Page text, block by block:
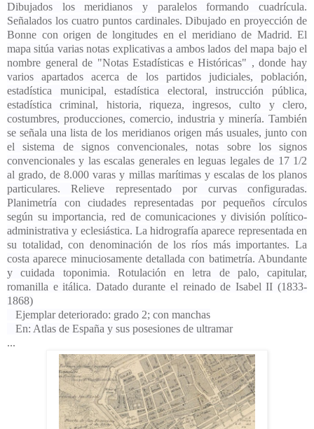
Dibujados los meridianos y paralelos formando cuadrícula.
Señalados los cuatro puntos cardinales. Dibujado en proyección de
Bonne con origen de longitudes en el meridiano de Madrid. El
mapa sitúa varias notas explicativas a ambos lados del mapa bajo el
nombre general de "Notas Estadísticas e Históricas" , donde hay
varios apartados acerca de los partidos judiciales, población,
estadística municipal, estadística electoral, instrucción pública,
estadística criminal, historia, riqueza, ingresos, culto y clero,
costumbres, producciones, comercio, industria y minería. También
se señala una lista de los meridianos origen más usuales, junto con
el sistema de signos convencionales, notas sobre los signos
convencionales y las escalas generales en leguas legales de 17 1/2
al grado, de 8.000 varas y millas marítimas y escalas de los planos
particulares. Relieve representado por curvas configuradas.
Planimetría con ciudades representadas por pequeños círculos
según su importancia, red de comunicaciones y división político-
administrativa y eclesiástica. La hidrografía aparece representada en
su totalidad, con denominación de los ríos más importantes. La
costa aparece minuciosamente detallada con batimetría. Abundante
y cuidada toponimia. Rotulación en letra de palo, capitular,
romanilla e itálica. Datado durante el reinado de Isabel II (1833-
1868)
Ejemplar deteriorado: grado 2; con manchas
En: Atlas de España y sus posesiones de ultramar
...